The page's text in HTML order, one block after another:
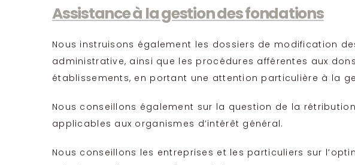
Assistance à la gestion des fondations
Nous instruisons également les dossiers de modification
administrative, ainsi que les procédures afférentes aux
établissements, en portant une attention particulière à la
Nous conseillons également sur la question de la
applicables aux organismes d’intérêt général.
Nous conseillons les entreprises et les particuliers sur